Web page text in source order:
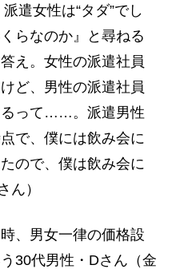
遣女性は“タダ”でし
らなのか』と尋ねる
え。女性の派遣社員
ど、男性の派遣社員
るって……。派遣男性
で、僕には飲み会に
ので、僕は飲み会に
ん）
、男女一律の価格設
30代男性・Dさん（金